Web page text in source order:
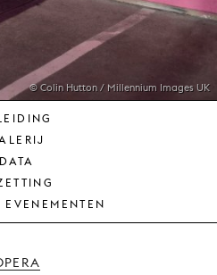
DE
MUNT
ONS
© Colin Hutton / Millennium Images UK
DATA
EVENEMENTEN